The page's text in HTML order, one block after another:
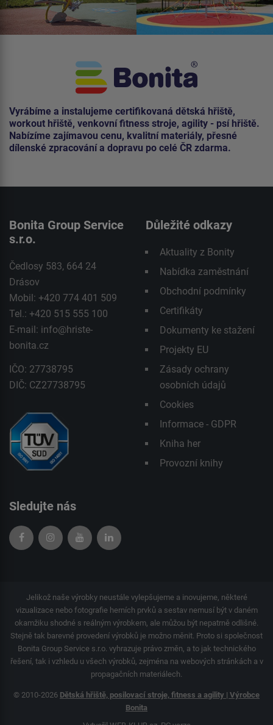
Vyrábíme a instalujeme certifikovaná dětská hřiště,
workout hřiště, venkovní fitness stroje, agility - psí hřiště.
Nabízíme zajímavou cenu, kvalitní materiály, přesné
dílenské zpracování a dopravu po celé ČR zdarma.
Bonita Group Service
s.r.o.
Čedlosy 583, 664 24
Drásov
Mobil: +420 774 401 509
Tel.: +420 515 555 100
E-mail: info@hriste-
bonita.cz
IČO: 27738795
DIČ: CZ27738795
Důležité odkazy
Aktuality z Bonity
Nabídka zaměstnání
Obchodní podmínky
Certifikáty
Dokumenty ke stažení
Projekty EU
Zásady ochrany
osobních údajů
Cookies
Informace - GDPR
Kniha her
Provozní knihy
Sledujte nás
Jelikož naše výrobky neustále vylepšujeme a inovujeme, některé
vizualizace nebo fotografie herních prvků a sestav nemusí být v daném
okamžiku shodné s reálným výrobkem, ale můžou být nepatrně odlišné.
Stejně tak barevné provedení výrobků je možno měnit. Proto si společnost
Bonita Group Service s.r.o. vyhrazuje právo změn, a to jak technického
řešení, tak i vzhledu u všech výrobků, zejména na webových stránkách a v
propagačních materiálech.
© 2010-2026 Dětská hřiště, posilovací stroje, fitness a agility | Výrobce
Bonita